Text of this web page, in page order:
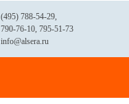
(495) 788-54-29,
790-76-10, 795-51-73
info@alsera.ru